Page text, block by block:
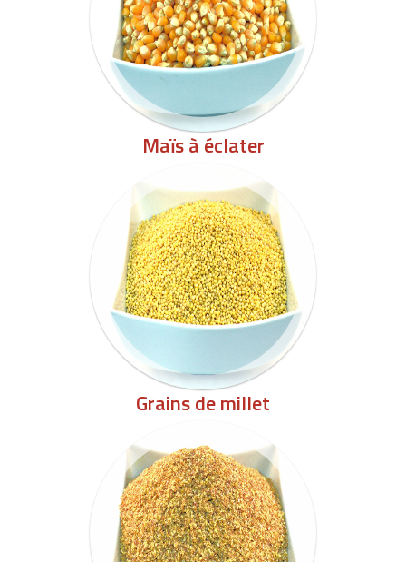
Maïs à éclater
Grains de millet